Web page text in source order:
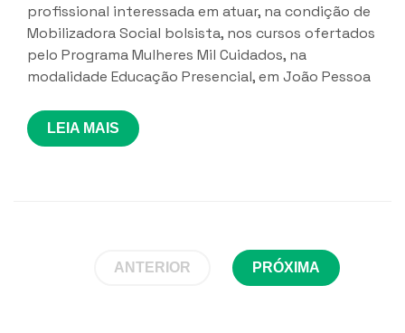
profissional interessada em atuar, na condição de
Mobilizadora Social bolsista, nos cursos ofertados
pelo Programa Mulheres Mil Cuidados, na
modalidade Educação Presencial, em João Pessoa
LEIA MAIS
ANTERIOR PRÓXIMA